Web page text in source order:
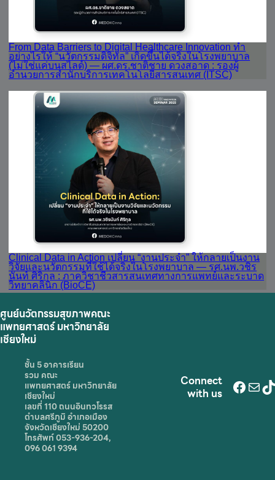
From Data Barriers to Digital Healthcare Innovation ทำ
อย่างไรให้ “นวัตกรรมดิจิทัล” เกิดขึ้นได้จริงในโรงพยาบาล
(ไม่ใช่แค่บนสไลด์) — ผศ.ดร.ชาติชาย ดวงสอาด : รองผู้
อำนวยการสำนักบริการเทคโนโลยีสารสนเทศ (ITSC)
Clinical Data in Action เปลี่ยน “งานประจำ” ให้กลายเป็นงาน
วิจัยและนวัตกรรมที่ใช้ได้จริงในโรงพยาบาล — รศ.นพ.วชิร
นันท์ ศิริกุล : ภาควิชาชีวสารสนเทศทางการแพทย์และระบาด
วิทยาคลินิก (BioCE)
ศูนย์นวัตกรรมสุขภาพคณะ
แพทยศาสตร์ มหาวิทยาลัย
เชียงใหม่
ชั้น 5 อาคารเรียน
รวม คณะ
แพทยศาสตร์ มหาวิทยาลัย
เชียงใหม่
เลขที่ 110 ถนนอินทวโรรส
ตำบลศรีภูมิ อำเภอเมือง
จังหวัดเชียงใหม่ 50200
โทรศัพท์ 053-936-204,
096 061 9394
Connect
with us